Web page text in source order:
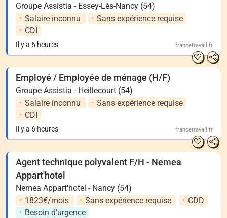
Groupe Assistia - Essey-Lès-Nancy (54)
Salaire inconnu
Sans expérience requise
CDI
Il y a 6 heures francetravail.fr
Employé / Employée de ménage (H/F)
Groupe Assistia - Heillecourt (54)
Salaire inconnu
Sans expérience requise
CDI
Il y a 6 heures francetravail.fr
Agent technique polyvalent F/H - Nemea
Appart'hotel
Nemea Appart'hotel - Nancy (54)
1823€/mois
Sans expérience requise
CDD
Besoin d'urgence